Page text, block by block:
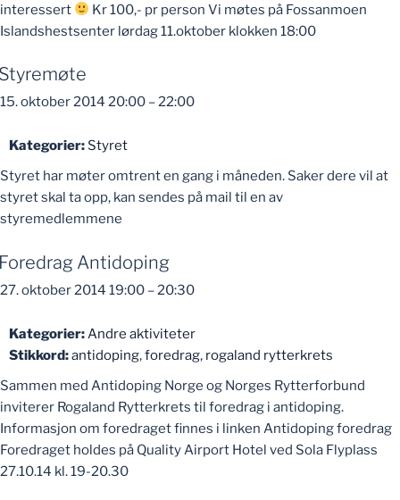
interessert
Kr 100,- pr person Vi møtes på Fossanmoen
Islandshestsenter lørdag 11.oktober klokken 18:00
15. oktober 2014 20:00 –22:00
Kategorier: Styret
Styret har møter omtrent en gang i måneden. Saker dere vil at
styret skal ta opp, kan sendes på mail til en av
styremedlemmene
Antidoping
27. oktober 2014 19:00 – 20:30
Kategorier: Andre aktiviteter
Stikkord:antidoping,foredrag, rogaland rytterkrets
Sammen med Antidoping Norge og Norges Rytterforbund
inviterer Rogaland Rytterkrets til foredrag i antidoping.
Informasjon om foredraget finnes i linken Antidoping foredrag
Foredraget holdes på Quality Airport Hotel ved Sola Flyplass
27.10.14 kl. 19-20.30